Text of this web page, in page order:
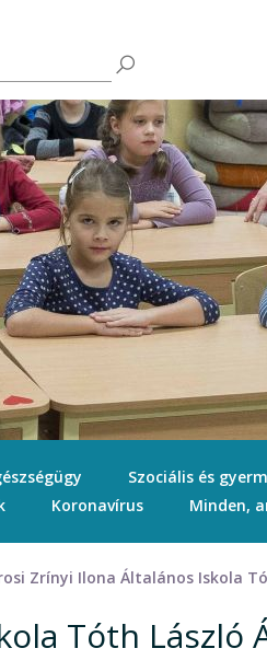
Szociális és
Koronavírus Minden,
Zrínyi Ilona Általános Iskola
Tóth László